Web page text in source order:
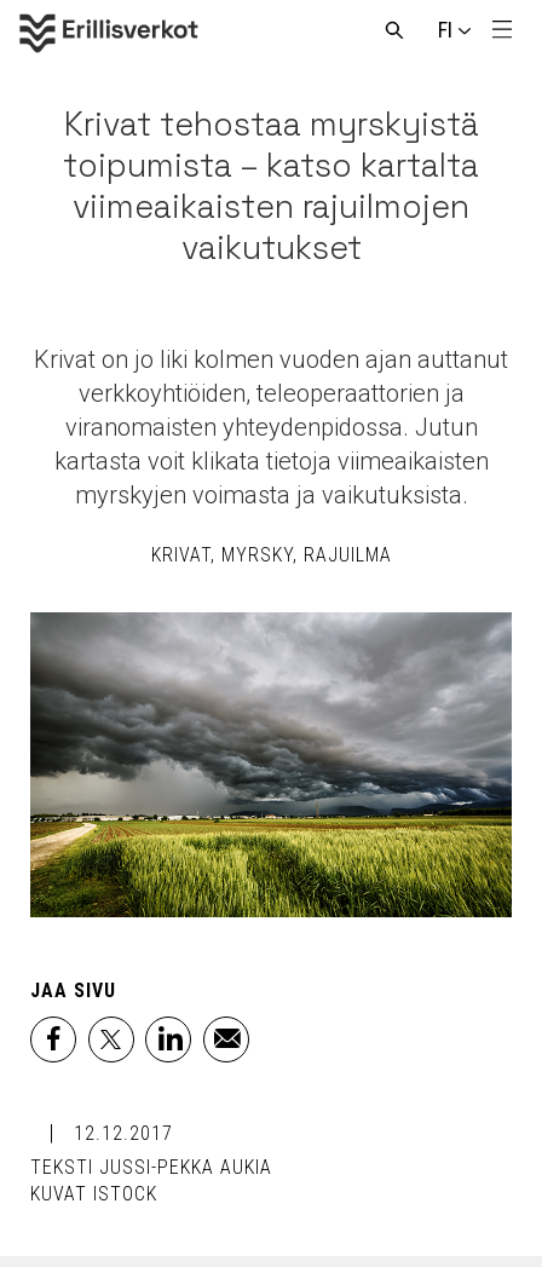
FI
Avaa
Krivat tehostaa myrskyistä
toipumista – katso kartalta
viimeaikaisten rajuilmojen
vaikutukset
Krivat on jo liki kolmen vuoden ajan auttanut
verkkoyhtiöiden, teleoperaattorien ja
viranomaisten yhteydenpidossa. Jutun
kartasta voit klikata tietoja viimeaikaisten
myrskyjen voimasta ja vaikutuksista.
KRIVAT MYRSKY RAJUILMA
JAA SIVU
facebook
x linkedinemail
12.12.2017
TEKSTI JUSSI-PEKKA AUKIA
KUVAT ISTOCK